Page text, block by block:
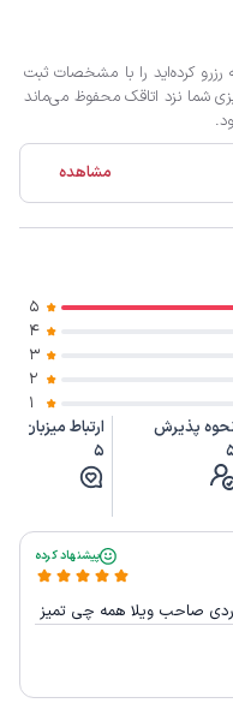
رزرو کرده‌اید را با مشخصات ثبت
شما نزد اتاقک محفوظ می‌ماند
مشاهده
5
4
3
2
1
پذیرش
ارتباط میزبان
5
پیشنهاد کرده
صاحب ویلا همه چی تمیز